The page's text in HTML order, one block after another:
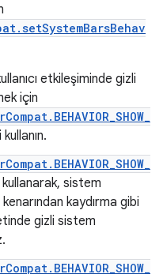
etkileşiminde gizli
için
sistem
kaydırma gibi
gizli sistem